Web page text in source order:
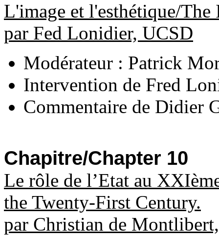
L'image et l'esthétique/The
par Fed Lonidier, UCSD
Modérateur : Patrick
Intervention de Fred
Commentaire de Didier
Chapitre/Chapter 10
Le rôle de l’Etat au
the Twenty-First Century.
par Christian de